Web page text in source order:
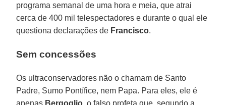
programa semanal de uma hora e meia, que atrai
cerca de 400 mil telespectadores e durante o qual ele
questiona declarações de Francisco.
Sem concessões
Os ultraconservadores não o chamam de Santo
Padre, Sumo Pontífice, nem Papa. Para eles, ele é
apenas Bergoglio, o falso profeta que, segundo a